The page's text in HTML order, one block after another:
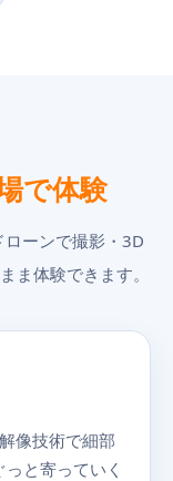
で体験
ーンで撮影・3D
ま体験できます。
像技術で細部
と寄っていく